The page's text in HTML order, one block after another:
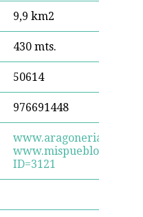
9,9 km2
430 mts.
50614
976691448
www.aragoneria.com/
www.mispueblos.com/
ID=3121